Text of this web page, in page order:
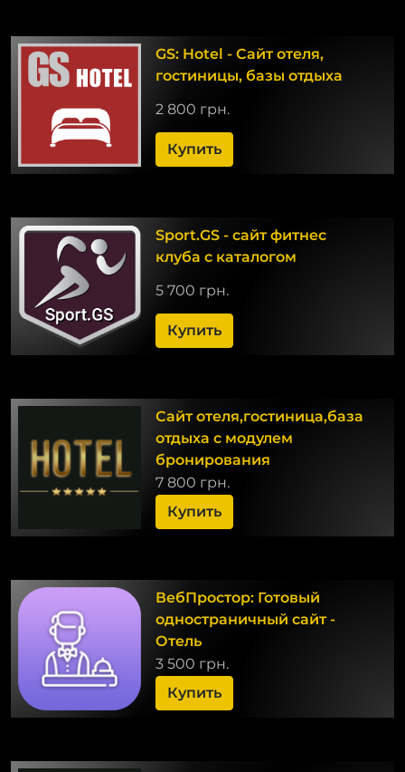
GS: Hotel - Сайт отеля,
гостиницы, базы отдыха
2 800 грн.
Купить
Sport.GS - сайт фитнес
клуба с каталогом
5 700 грн.
Купить
Сайт отеля,гостиница,база
отдыха с модулем
бронирования
7 800 грн.
Купить
ВебПростор: Готовый
одностраничный сайт -
Отель
3 500 грн.
Купить